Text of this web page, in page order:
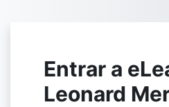
Entrar a
Leonard